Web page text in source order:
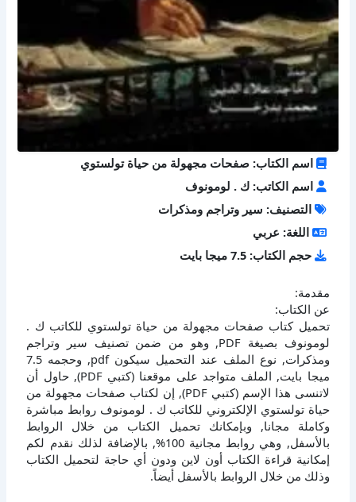
اسم الكتاب: صفحات مجهولة من حياة تولستوي
اسم الكاتب: ك . لومونوف
التصنيف: سير وتراجم ومذكرات
اللغة: عربي
حجم الكتاب: 7.5 ميجا بايت
مقدمة:
عن الكتاب:
تحميل كتاب صفحات مجهولة من حياة تولستوي للكاتب ك .
لومونوف بصيغة PDF, وهو من ضمن تصنيف سير وتراجم
ومذكرات, نوع الملف عند التحميل سيكون pdf, وحجمه 7.5
ميجا بايت, الملف متواجد على موقعنا (كتبي PDF), حاول أن
لاتنسى هذا الإسم (كتبي PDF), إن لكتاب صفحات مجهولة من
حياة تولستوي الإلكتروني للكاتب ك . لومونوف روابط مباشرة
وكاملة مجانا, وبإمكانك تحميل الكتاب من خلال الروابط
بالأسفل, وهي روابط مجانية 100%, بالإضافة لذلك نقدم لكم
إمكانية قراءة الكتاب أون لاين ودون أي حاجة لتحميل الكتاب
وذلك من خلال الروابط بالأسفل أيضاً.